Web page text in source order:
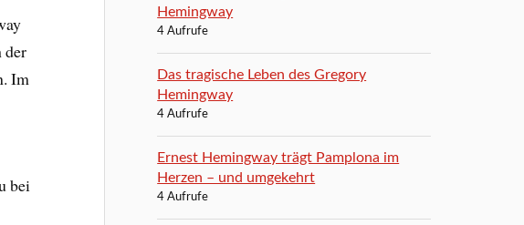
der
Im
bei
Hemingway
4 Aufrufe
Das tragische Leben des Gregory
Hemingway
4 Aufrufe
Ernest Hemingway trägt Pamplona im
Herzen – und umgekehrt
4 Aufrufe